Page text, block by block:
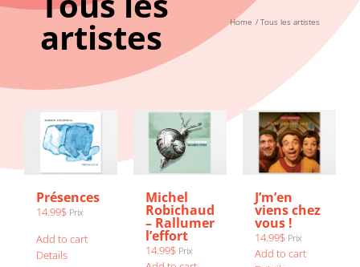
artistes Home Tous les artistes
Présences
14.99$ Prix
Add to cart
Details
Michel
Robichaud
– Rallumer
l’effort
14.99$ Prix
J’m’en
viens chez
vous !
14.99$ Prix
Add to cart